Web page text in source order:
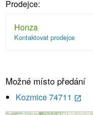
Prodejce:
Honza
Kontaktovat prodejce
Možné místo předání
Kozmice 74711 launch